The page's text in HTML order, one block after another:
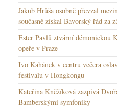
Jakub Hrůša osobně převzal
současně získal Bavorský řád za
Ester Pavlů ztvární démonickou
opeře v Praze
Ivo Kahánek v centru večera
festivalu v Hongkongu
Kateřina Kněžíková zazpívá
Bamberskými symfoniky